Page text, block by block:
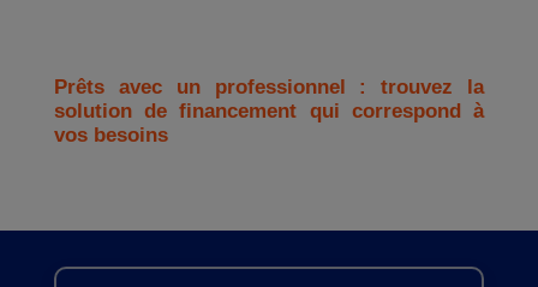
Prêts avec un professionnel : trouvez la
solution de financement qui correspond à
vos besoins